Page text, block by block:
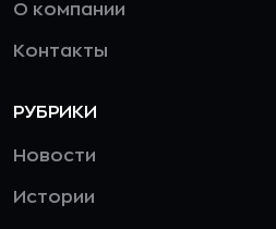
О компании
Контакты
РУБРИКИ
Новости
Истории